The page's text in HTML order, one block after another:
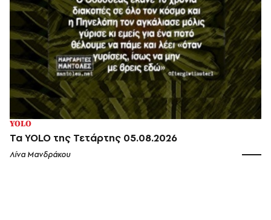
YOLO
Τα YOLO της Τετάρτης 05.08.2026
Λίνα Μανδράκου